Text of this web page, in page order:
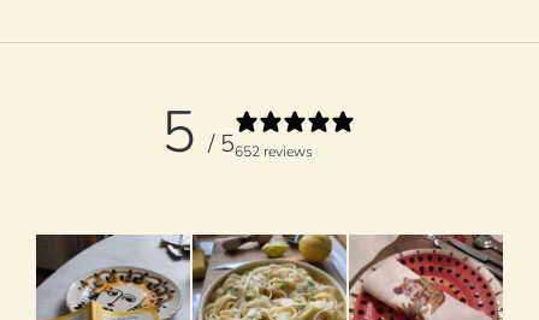
5 / 5652 reviews